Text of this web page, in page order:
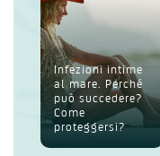
Infezioni intime
al mare. Perché
può succedere?
Come
proteggersi?